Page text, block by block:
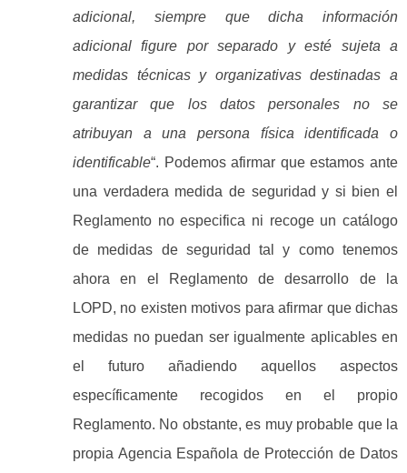
adicional, siempre que dicha información
adicional figure por separado y esté sujeta a
medidas técnicas y organizativas destinadas a
garantizar que los datos personales no se
atribuyan a una persona física identificada o
identificable“. Podemos afirmar que estamos ante
una verdadera medida de seguridad y si bien el
Reglamento no especifica ni recoge un catálogo
de medidas de seguridad tal y como tenemos
ahora en el Reglamento de desarrollo de la
LOPD, no existen motivos para afirmar que dichas
medidas no puedan ser igualmente aplicables en
el futuro añadiendo aquellos aspectos
específicamente recogidos en el propio
Reglamento. No obstante, es muy probable que la
propia Agencia Española de Protección de Datos